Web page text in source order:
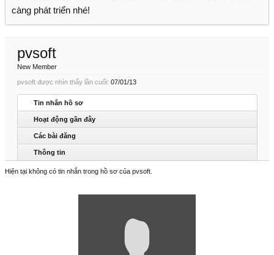
càng phát triển nhé!
pvsoft
New Member
pvsoft được nhìn thấy lần cuối: 07/01/13
Tin nhắn hồ sơ
Hoạt động gần đây
Các bài đăng
Thông tin
Hiện tại không có tin nhắn trong hồ sơ của pvsoft.